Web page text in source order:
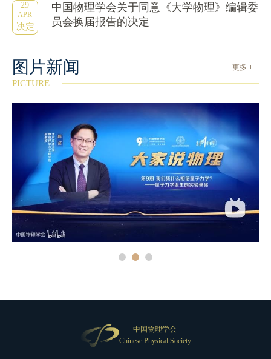
29
APR
决定
中国物理学会关于同意《大学物理》编辑委
员会换届报告的决定
更多 +
图片新闻
PICTURE
中国物理学会
Chinese Physical Society